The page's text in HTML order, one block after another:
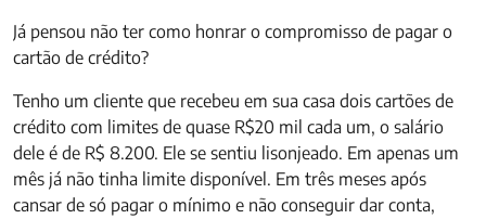
Já pensou não ter como honrar o compromisso de pagar o
cartão de crédito?
Tenho um cliente que recebeu em sua casa dois cartões de
crédito com limites de quase R$20 mil cada um, o salário
dele é de R$ 8.200. Ele se sentiu lisonjeado. Em apenas um
mês já não tinha limite disponível. Em três meses após
cansar de só pagar o mínimo e não conseguir dar conta,